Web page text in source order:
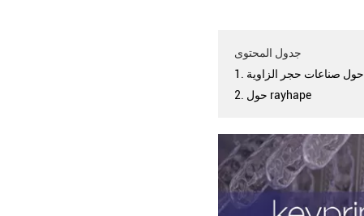
جدول المحتوى
1. حول صناعات حجر الزاوية
2. حول rayhape